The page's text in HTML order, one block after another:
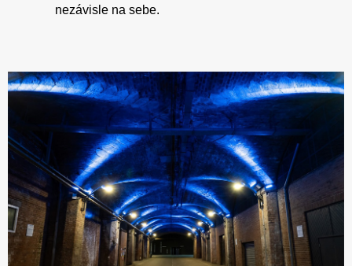
nezávisle na sebe.